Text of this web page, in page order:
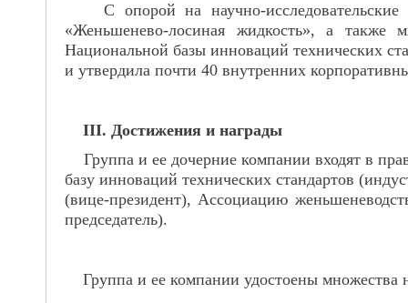
С опорой на научно-исследовательские
«Женьшенево-лосиная жидкость», а также
Национальной базы инноваций технических
и утвердила почти 40 внутренних
III. Достижения и награды
Группа и ее дочерние компании входят в
базу инноваций технических стандартов
(вице-президент), Ассоциацию
председатель).
Группа и ее компании удостоены множества